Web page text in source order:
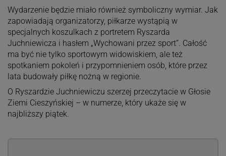
Wydarzenie będzie miało również symboliczny wymiar. Jak
zapowiadają organizatorzy, piłkarze wystąpią w
specjalnych koszulkach z portretem Ryszarda
Juchniewicza i hasłem „Wychowani przez sport”. Całość
ma być nie tylko sportowym widowiskiem, ale też
spotkaniem pokoleń i przypomnieniem osób, które przez
lata budowały piłkę nożną w regionie.
O Ryszardzie Juchniewiczu szerzej przeczytacie w Głosie
Ziemi Cieszyńskiej – w numerze, który ukaże się w
najbliższy piątek.